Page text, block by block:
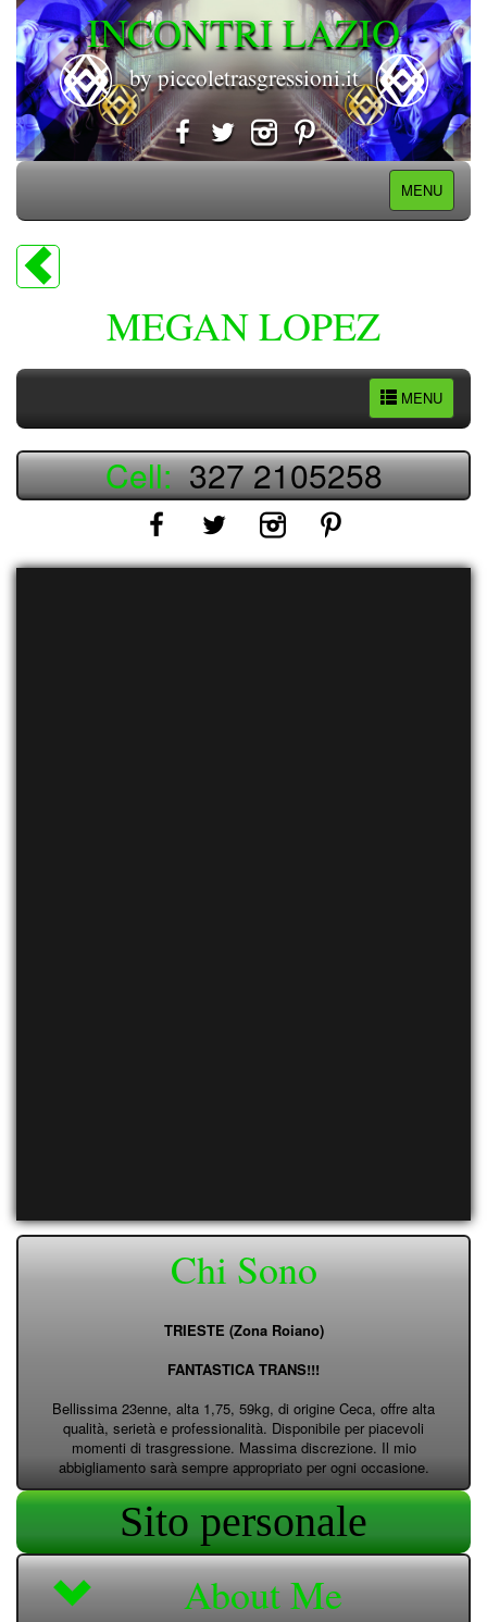
INCONTRI LAZIO
by piccoletrasgressioni.it
MENU
MEGAN LOPEZ
MENU
Cell:327 2105258
Chi Sono
TRIESTE (Zona Roiano)
FANTASTICA TRANS!!!
Bellissima 23enne, alta 1,75, 59kg, di origine Ceca, offre alta
qualità, serietà e professionalità. Disponibile per piacevoli
momenti di trasgressione. Massima discrezione. Il mio
abbigliamento sarà sempre appropriato per ogni occasione.
Sito personale
About Me